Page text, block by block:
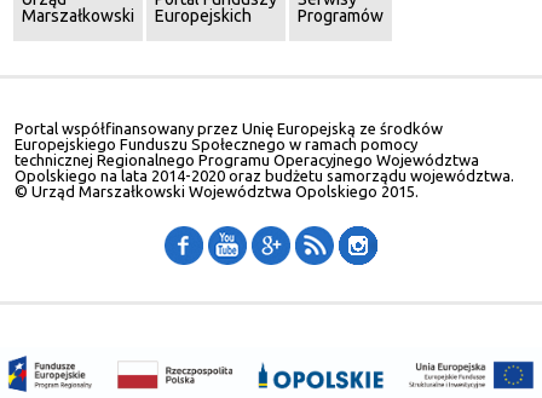
Marszałkowski
Europejskich
Programów
Portal współfinansowany przez Unię Europejską ze środków
Europejskiego Funduszu Społecznego w ramach pomocy
technicznej Regionalnego Programu Operacyjnego Województwa
Opolskiego na lata 2014-2020 oraz budżetu samorządu województwa.
© Urząd Marszałkowski Województwa Opolskiego 2015.